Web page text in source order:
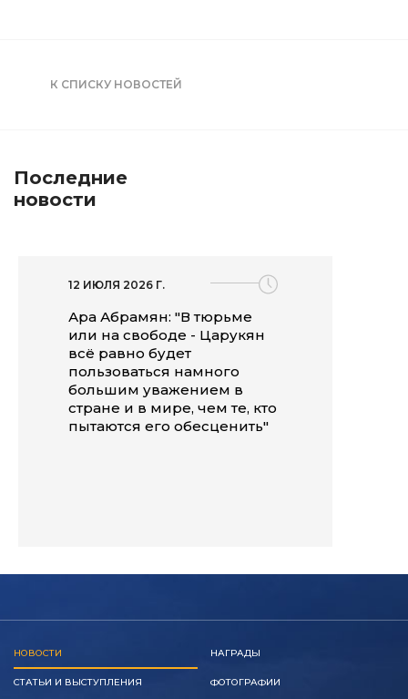
К СПИСКУ НОВОСТЕЙ
Последние
новости
12 ИЮЛЯ 2026 Г.
Ара Абрамян: "В тюрьме
или на свободе - Царукян
всё равно будет
пользоваться намного
большим уважением в
стране и в мире, чем те, кто
пытаются его обесценить"
НОВОСТИ
СТАТЬИ И ВЫСТУПЛЕНИЯ
НАГРАДЫ
ФОТОГРАФИИ